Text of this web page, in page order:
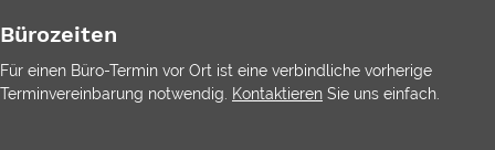
Bürozeiten
Für einen Büro-Termin vor Ort ist eine verbindliche vorherige
Terminvereinbarung notwendig.
Kontaktieren Sie uns einfach.